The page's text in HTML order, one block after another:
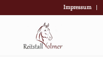
Impressum